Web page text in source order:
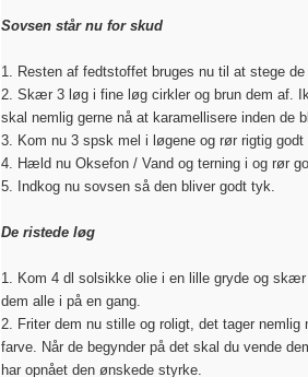
Sovsen står nu for skud
1. Resten af fedtstoffet bruges nu til at stege
2. Skær 3 løg i fine løg cirkler og brun dem af.
skal nemlig gerne nå at karamellisere inden de
3. Kom nu 3 spsk mel i løgene og rør rigtig godt
4. Hæld nu Oksefon / Vand og terning i og rør
5. Indkog nu sovsen så den bliver godt tyk.
De ristede løg
1. Kom 4 dl solsikke olie i en lille gryde og
dem alle i på en gang.
2. Friter dem nu stille og roligt, det tager nemlig
farve. Når de begynder på det skal du vende
har opnået den ønskede styrke.